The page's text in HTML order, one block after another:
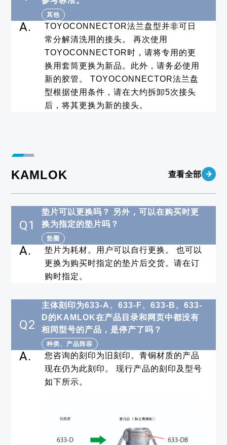
其他
A.
TOYOCONNECTOR法兰盘型并非可日
常分解清洗用的接头。 再次使用
TOYOCONNECTOR时，请将专用的更
换用套筒更换为新品。此外，请务必使用
新的胶管。 TOYOCONNECTOR法兰盘
型根据使用条件，请在大约拆卸5次接头
后，将其更换为新的接头。
KAMLOK 查看全部
Q1
垫片可以更换吗？ 另外，可以在购买时更
换为指定的垫片吗？
垫圈
A.
垫片为耗材。用户可以自行更换。 也可以
更换为购买时指定的垫片后交货。请在订
购时指定。
Q2
主体刻印为633-A、633-F、633-B、633-
D的KAMLOK在产品目录和网页中都没有
相同型号的产品，是停产了吗？
种类、产品阵容
A.
您咨询的刻印为旧刻印。青铜材质的产品
现在仍为此刻印。 现行产品的刻印及型号
如下所示。